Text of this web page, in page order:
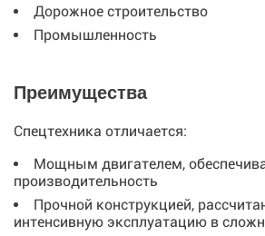
Дорожное строительство
Промышленность
Преимущества
Спецтехника отличается:
Мощным двигателем,
производительность
Прочной конструкцией,
интенсивную эксплуатацию в